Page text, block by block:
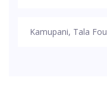
Kamupani, Tala Fou